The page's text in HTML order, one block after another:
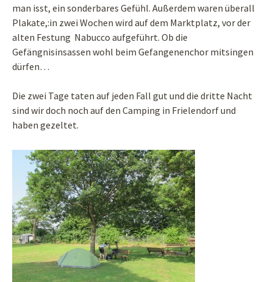
man isst, ein sonderbares Gefühl. Außerdem waren überall
Plakate,:in zwei Wochen wird auf dem Marktplatz, vor der
alten Festung Nabucco aufgeführt. Ob die
Gefängnisinsassen wohl beim Gefangenenchor mitsingen
dürfen…
Die zwei Tage taten auf jeden Fall gut und die dritte Nacht
sind wir doch noch auf den Camping in Frielendorf und
haben gezeltet.